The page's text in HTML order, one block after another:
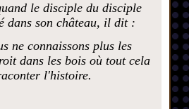
le disciple du disciple
dans son château, il dit :
ne connaissons plus les
dans les bois où tout cela
l'histoire.